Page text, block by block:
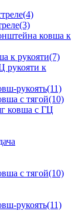
ковша к
к рукояти(7)
рукояти к
рукоять(11)
с тягой(10)
ковша с ГЦ
с тягой(10)
рукоять(11)